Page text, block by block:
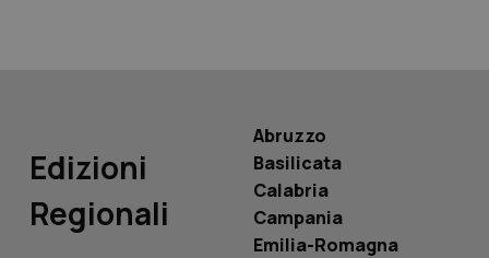
Edizioni
Regionali
Abruzzo
Basilicata
Calabria
Campania
Emilia-Romagna